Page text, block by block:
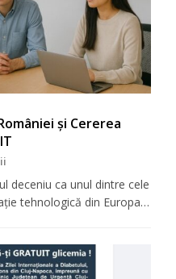
și Cererea
deceniu ca unul dintre cele
tehnologică din Europa…